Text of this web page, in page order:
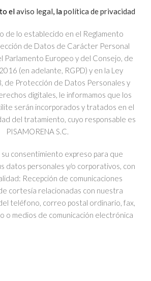
elaviso legal , lapolítica de privacidad
de lo establecido en el Reglamento
de Datos de Carácter Personal
Parlamento Europeo y del Consejo, de
(en adelante, RGPD) y en la Ley
de Protección de Datos Personales y
digitales, le informamos que los
serán incorporados y tratados en el
del tratamiento, cuyo responsable es
PISAMORENA S.C.
consentimiento expreso para que
datos personales y/o corporativos, con
Recepción de comunicaciones
cortesía relacionadas con nuestra
teléfono, correo postal ordinario, fax,
o medios de comunicación electrónica